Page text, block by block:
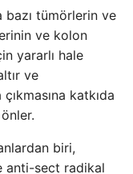
tümörlerin ve
ve kolon
yararlı hale
ve
katkıda
biri,
anti-sect radikal